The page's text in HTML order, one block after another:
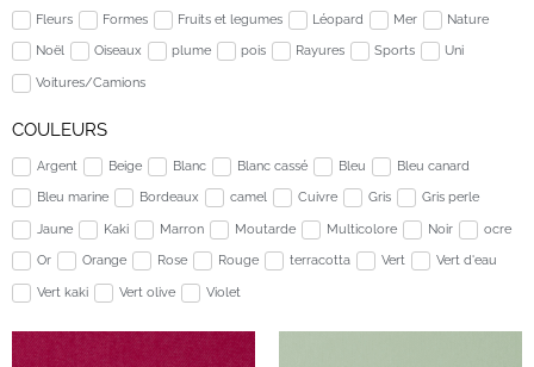
Fleurs Formes Fruits et legumes Léopard Mer Nature
Noël Oiseaux plume pois Rayures Sports Uni
Voitures/Camions
COULEURS
Argent Beige Blanc Blanc cassé Bleu Bleu canard
Bleu marine Bordeaux camel Cuivre Gris Gris perle
Jaune Kaki Marron Moutarde Multicolore Noir ocre
Or Orange Rose Rouge terracotta Vert Vert d'eau
Vert kaki Vert olive Violet